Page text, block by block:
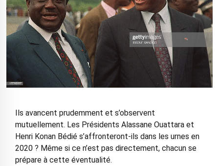
Ils avancent prudemment et s’observent
mutuellement. Les Présidents Alassane Ouattara et
Henri Konan Bédié s’affronteront-ils dans les urnes en
2020 ? Même si ce n’est pas directement, chacun se
prépare à cette éventualité.